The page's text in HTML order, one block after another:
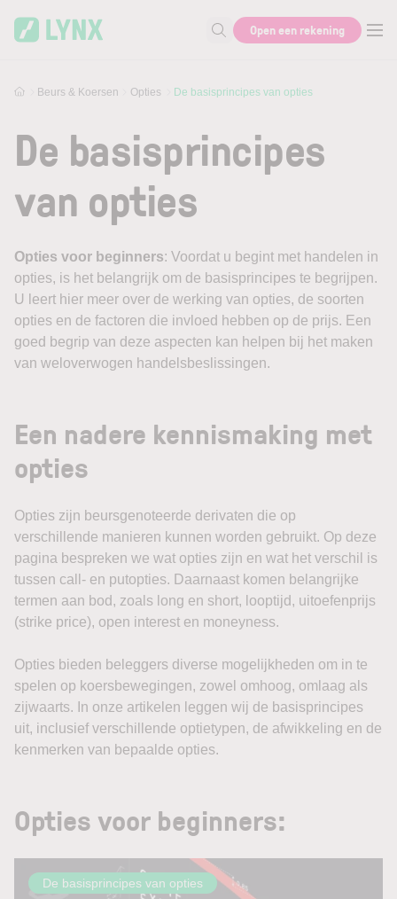
Zoek naar informatie
Open een rekening
Beurs & Koersen Opties De basisprincipes van opties
De basisprincipes
van opties
Opties voor beginners: Voordat u begint met handelen in
opties, is het belangrijk om de basisprincipes te begrijpen.
U leert hier meer over de werking van opties, de soorten
opties en de factoren die invloed hebben op de prijs. Een
goed begrip van deze aspecten kan helpen bij het maken
van weloverwogen handelsbeslissingen.
Een nadere kennismaking met
opties
Opties zijn beursgenoteerde derivaten die op
verschillende manieren kunnen worden gebruikt. Op deze
pagina bespreken we wat opties zijn en wat het verschil is
tussen call- en putopties. Daarnaast komen belangrijke
termen aan bod, zoals long en short, looptijd, uitoefenprijs
(strike price), open interest en moneyness.
Opties bieden beleggers diverse mogelijkheden om in te
spelen op koersbewegingen, zowel omhoog, omlaag als
zijwaarts. In onze artikelen leggen wij de basisprincipes
uit, inclusief verschillende optietypen, de afwikkeling en de
kenmerken van bepaalde opties.
Opties voor beginners:
De basisprincipes van opties